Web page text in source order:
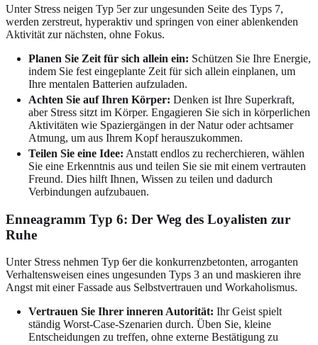
Unter Stress neigen Typ 5er zur ungesunden Seite des Typs 7,
werden zerstreut, hyperaktiv und springen von einer ablenkenden
Aktivität zur nächsten, ohne Fokus.
Planen Sie Zeit für sich allein ein: Schützen Sie Ihre Energie,
indem Sie fest eingeplante Zeit für sich allein einplanen, um
Ihre mentalen Batterien aufzuladen.
Achten Sie auf Ihren Körper: Denken ist Ihre Superkraft,
aber Stress sitzt im Körper. Engagieren Sie sich in körperlichen
Aktivitäten wie Spaziergängen in der Natur oder achtsamer
Atmung, um aus Ihrem Kopf herauszukommen.
Teilen Sie eine Idee: Anstatt endlos zu recherchieren, wählen
Sie eine Erkenntnis aus und teilen Sie sie mit einem vertrauten
Freund. Dies hilft Ihnen, Wissen zu teilen und dadurch
Verbindungen aufzubauen.
Enneagramm Typ 6: Der Weg des Loyalisten zur
Ruhe
Unter Stress nehmen Typ 6er die konkurrenzbetonten, arroganten
Verhaltensweisen eines ungesunden Typs 3 an und maskieren ihre
Angst mit einer Fassade aus Selbstvertrauen und Workaholismus.
Vertrauen Sie Ihrer inneren Autorität: Ihr Geist spielt
ständig Worst-Case-Szenarien durch. Üben Sie, kleine
Entscheidungen zu treffen, ohne externe Bestätigung zu